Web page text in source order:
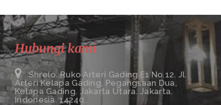
Hubungi kami
Shrelo. Ruko Arteri Gading E1 No.12. Jl.
Arteri Kelapa Gading, Pegangsaan Dua,
Kelapa Gading. Jakarta Utara. Jakarta.
Indonesia. 14240